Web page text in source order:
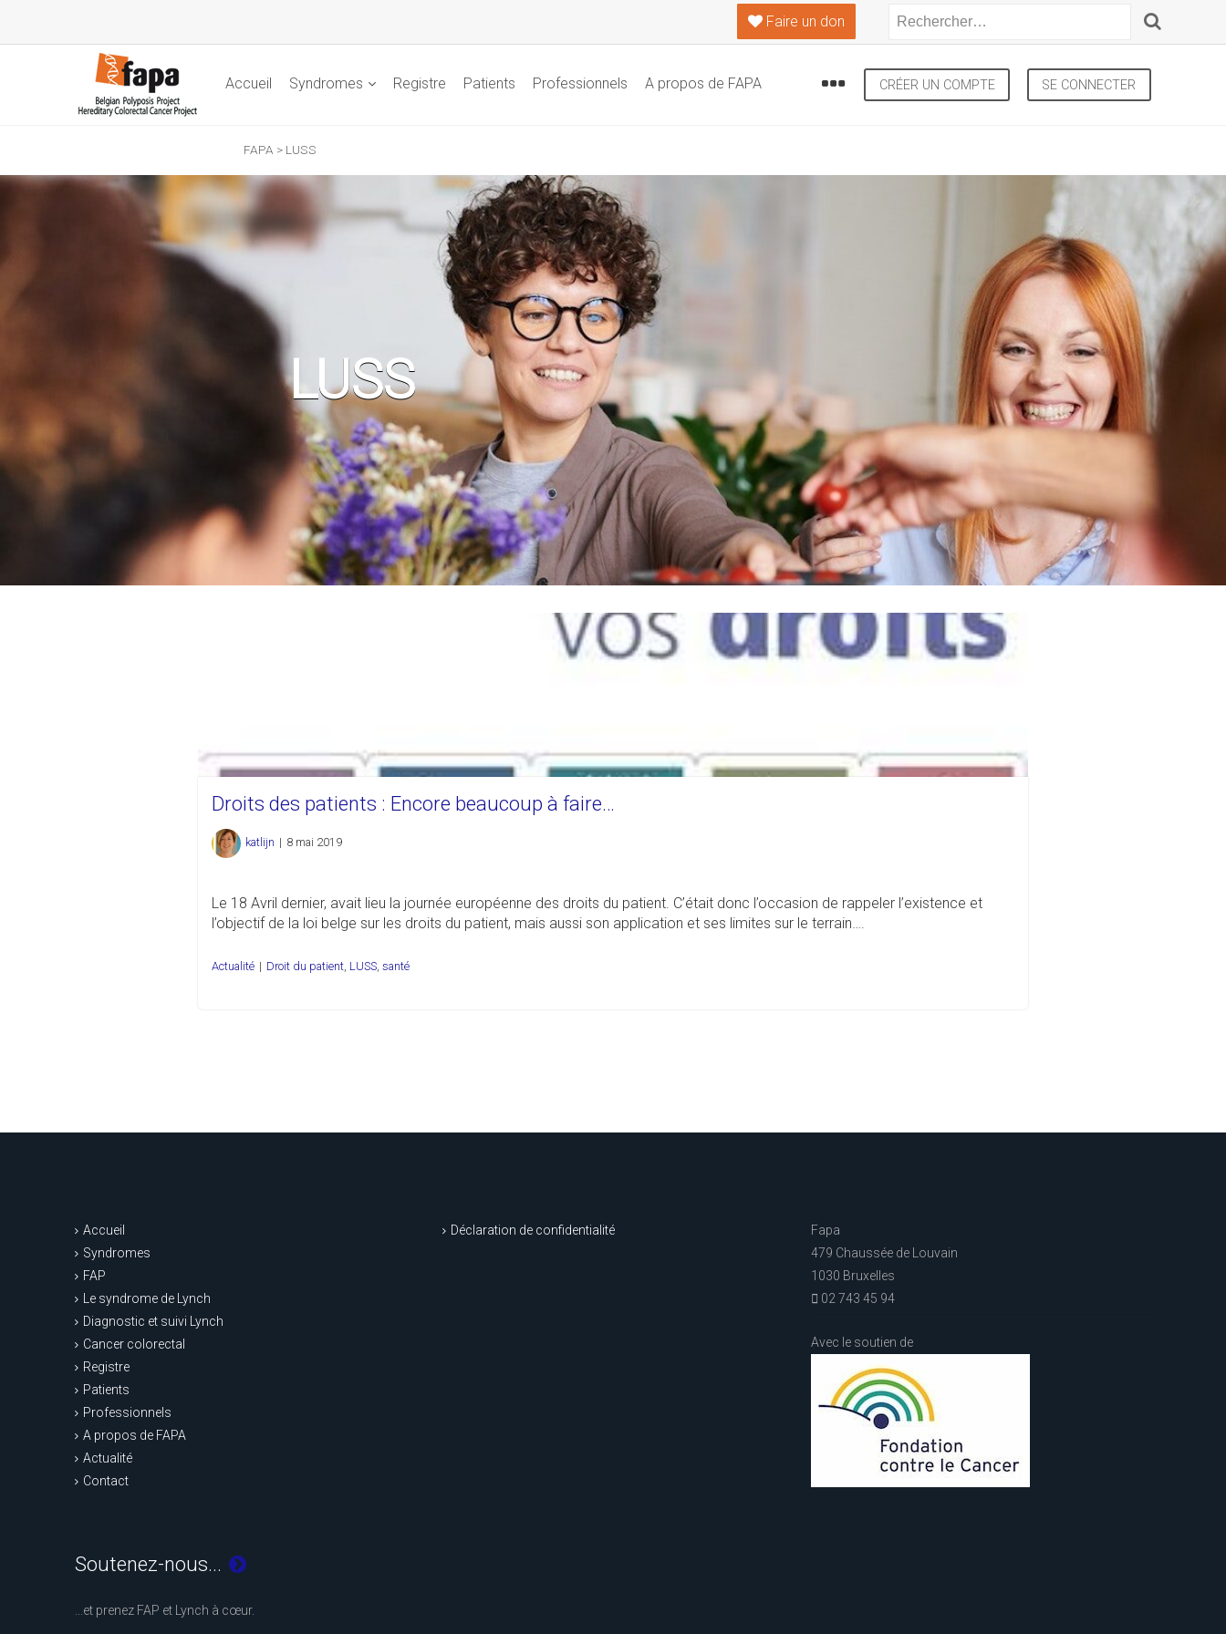
Faire un don
Accueil Syndromes Registre Patients Professionnels A propos de FAPA CRÉER UN COMPTE SE CONNECTER
FAPA > LUSS
LUSS
Droits des patients : Encore beaucoup à faire…
katlijn | 8 mai 2019
Le 18 Avril dernier, avait lieu la journée européenne des droits du patient. C’était donc l’occasion de rappeler l’existence et
l’objectif de la loi belge sur les droits du patient, mais aussi son application et ses limites sur le terrain….
Actualité | Droit du patient, LUSS, santé
Accueil
Syndromes
FAP
Le syndrome de Lynch
Diagnostic et suivi Lynch
Cancer colorectal
Registre
Patients
Professionnels
A propos de FAPA
Actualité
Contact
Soutenez-nous...
...et prenez FAP et Lynch à cœur.
Déclaration de confidentialité
Fapa
479 Chaussée de Louvain
1030 Bruxelles
02 743 45 94
Avec le soutien de